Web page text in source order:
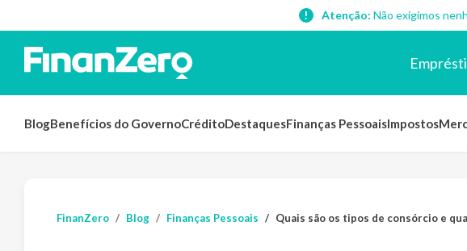
Atenção: Não exigimos
BlogBenefícios do GovernoCréditoDestaquesFinanças PessoaisImpostos
FinanZero Blog Finanças Pessoais Quais são os tipos de consórcio e